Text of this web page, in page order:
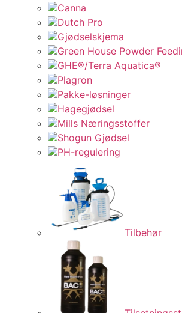
Canna
Dutch Pro
Gjødselskjema
Green House Powder
GHE®/Terra Aquatica®
Plagron
Pakke-løsninger
Hagegjødsel
Mills Næringsstoffer
Shogun Gjødsel
PH-regulering
Tilbehør